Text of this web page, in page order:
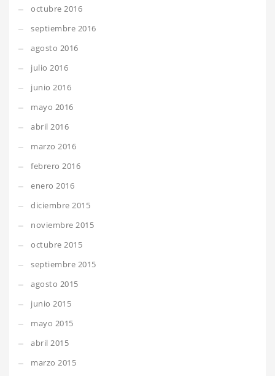
octubre 2016
septiembre 2016
agosto 2016
julio 2016
junio 2016
mayo 2016
abril 2016
marzo 2016
febrero 2016
enero 2016
diciembre 2015
noviembre 2015
octubre 2015
septiembre 2015
agosto 2015
junio 2015
mayo 2015
abril 2015
marzo 2015